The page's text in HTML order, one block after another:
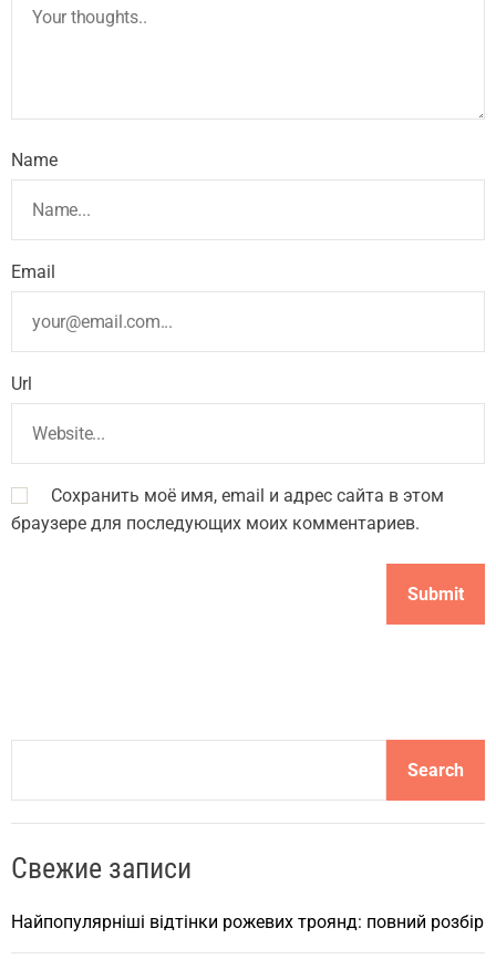
Name
Email
Url
Сохранить моё имя, email и адрес сайта в этом
браузере для последующих моих комментариев.
c
Search
Свежие записи
Найпопулярніші відтінки рожевих троянд: повний розбір